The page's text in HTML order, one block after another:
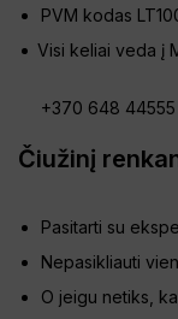
PVM kodas
Visi keliai veda į
+370 648 44555
Čiužinį
Pasitarti su
Nepasikliauti
O jeigu netiks,